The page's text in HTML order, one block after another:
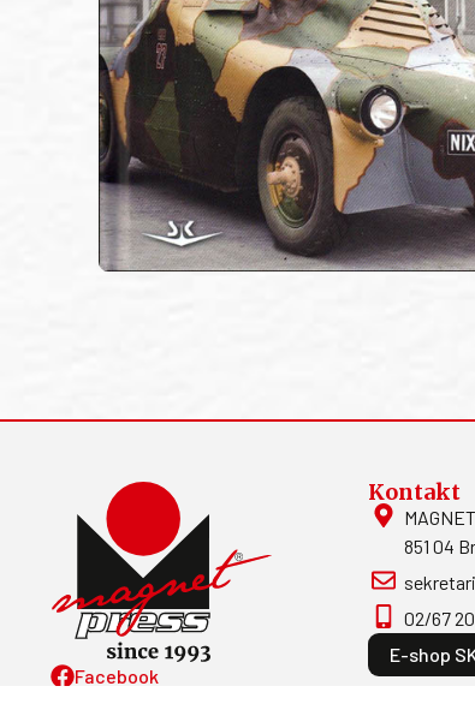
Facebook
Kontakt
851 04
02/67 20
E-shop